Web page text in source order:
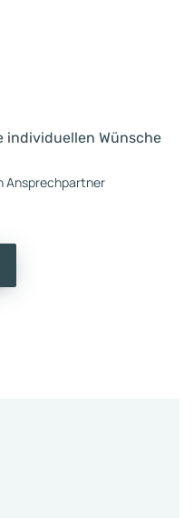
individuellen Wünsche
Ansprechpartner